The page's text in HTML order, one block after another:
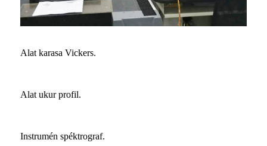
Alat karasa Vickers.
Alat ukur profil.
Instrumén spéktrograf.